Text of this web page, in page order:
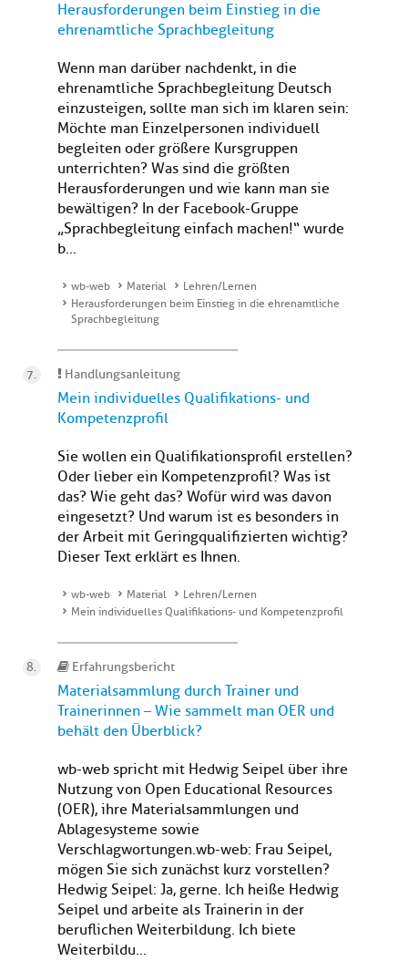
Herausforderungen beim Einstieg in die
ehrenamtliche Sprachbegleitung
Wenn man darüber nachdenkt, in die
ehrenamtliche Sprachbegleitung Deutsch
einzusteigen, sollte man sich im klaren sein:
Möchte man Einzelpersonen individuell
begleiten oder größere Kursgruppen
unterrichten? Was sind die größten
Herausforderungen und wie kann man sie
bewältigen? In der Facebook-Gruppe
„Sprachbegleitung einfach machen!“ wurde
b...
wb-web Material
Lehren/Lernen
Herausforderungen beim Einstieg in die ehrenamtliche
Sprachbegleitung
Handlungsanleitung
Mein individuelles Qualifikations- und
Kompetenzprofil
Sie wollen ein Qualifikationsprofil erstellen?
Oder lieber ein Kompetenzprofil? Was ist
das? Wie geht das? Wofür wird was davon
eingesetzt? Und warum ist es besonders in
der Arbeit mit Geringqualifizierten wichtig?
Dieser Text erklärt es Ihnen.
wb-web Material
Lehren/Lernen
Mein individuelles Qualifikations- und Kompetenzprofil
Erfahrungsbericht
Materialsammlung durch Trainer und
Trainerinnen – Wie sammelt man OER und
behält den Überblick?
wb-web spricht mit Hedwig Seipel über ihre
Nutzung von Open Educational Resources
(OER), ihre Materialsammlungen und
Ablagesysteme sowie
Verschlagwortungen.wb-web: Frau Seipel,
mögen Sie sich zunächst kurz vorstellen?
Hedwig Seipel: Ja, gerne. Ich heiße Hedwig
Seipel und arbeite als Trainerin in der
beruflichen Weiterbildung. Ich biete
Weiterbildu...